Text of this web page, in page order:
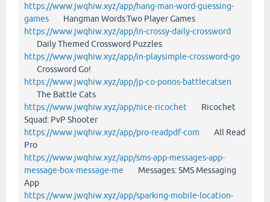
https://www.jwqhiw.xyz/app/hang-man-word-guessing-
games Hangman Words:Two Player Games
https://www.jwqhiw.xyz/app/in-crossy-daily-crossword
Daily Themed Crossword Puzzles
https://www.jwqhiw.xyz/app/in-playsimple-crossword-go
Crossword Go!
https://www.jwqhiw.xyz/app/jp-co-ponos-battlecatsen
The Battle Cats
https://www.jwqhiw.xyz/app/nice-ricochet Ricochet
Squad: PvP Shooter
https://www.jwqhiw.xyz/app/pro-readpdf-com All Read
Pro
https://www.jwqhiw.xyz/app/sms-app-messages-app-
message-box-message-me Messages: SMS Messaging
App
https://www.jwqhiw.xyz/app/sparking-mobile-location-